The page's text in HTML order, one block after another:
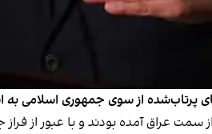
از سوی جمهوری اسلامی به
جمهوری اسلامی که از سمت عراق آمده بودند